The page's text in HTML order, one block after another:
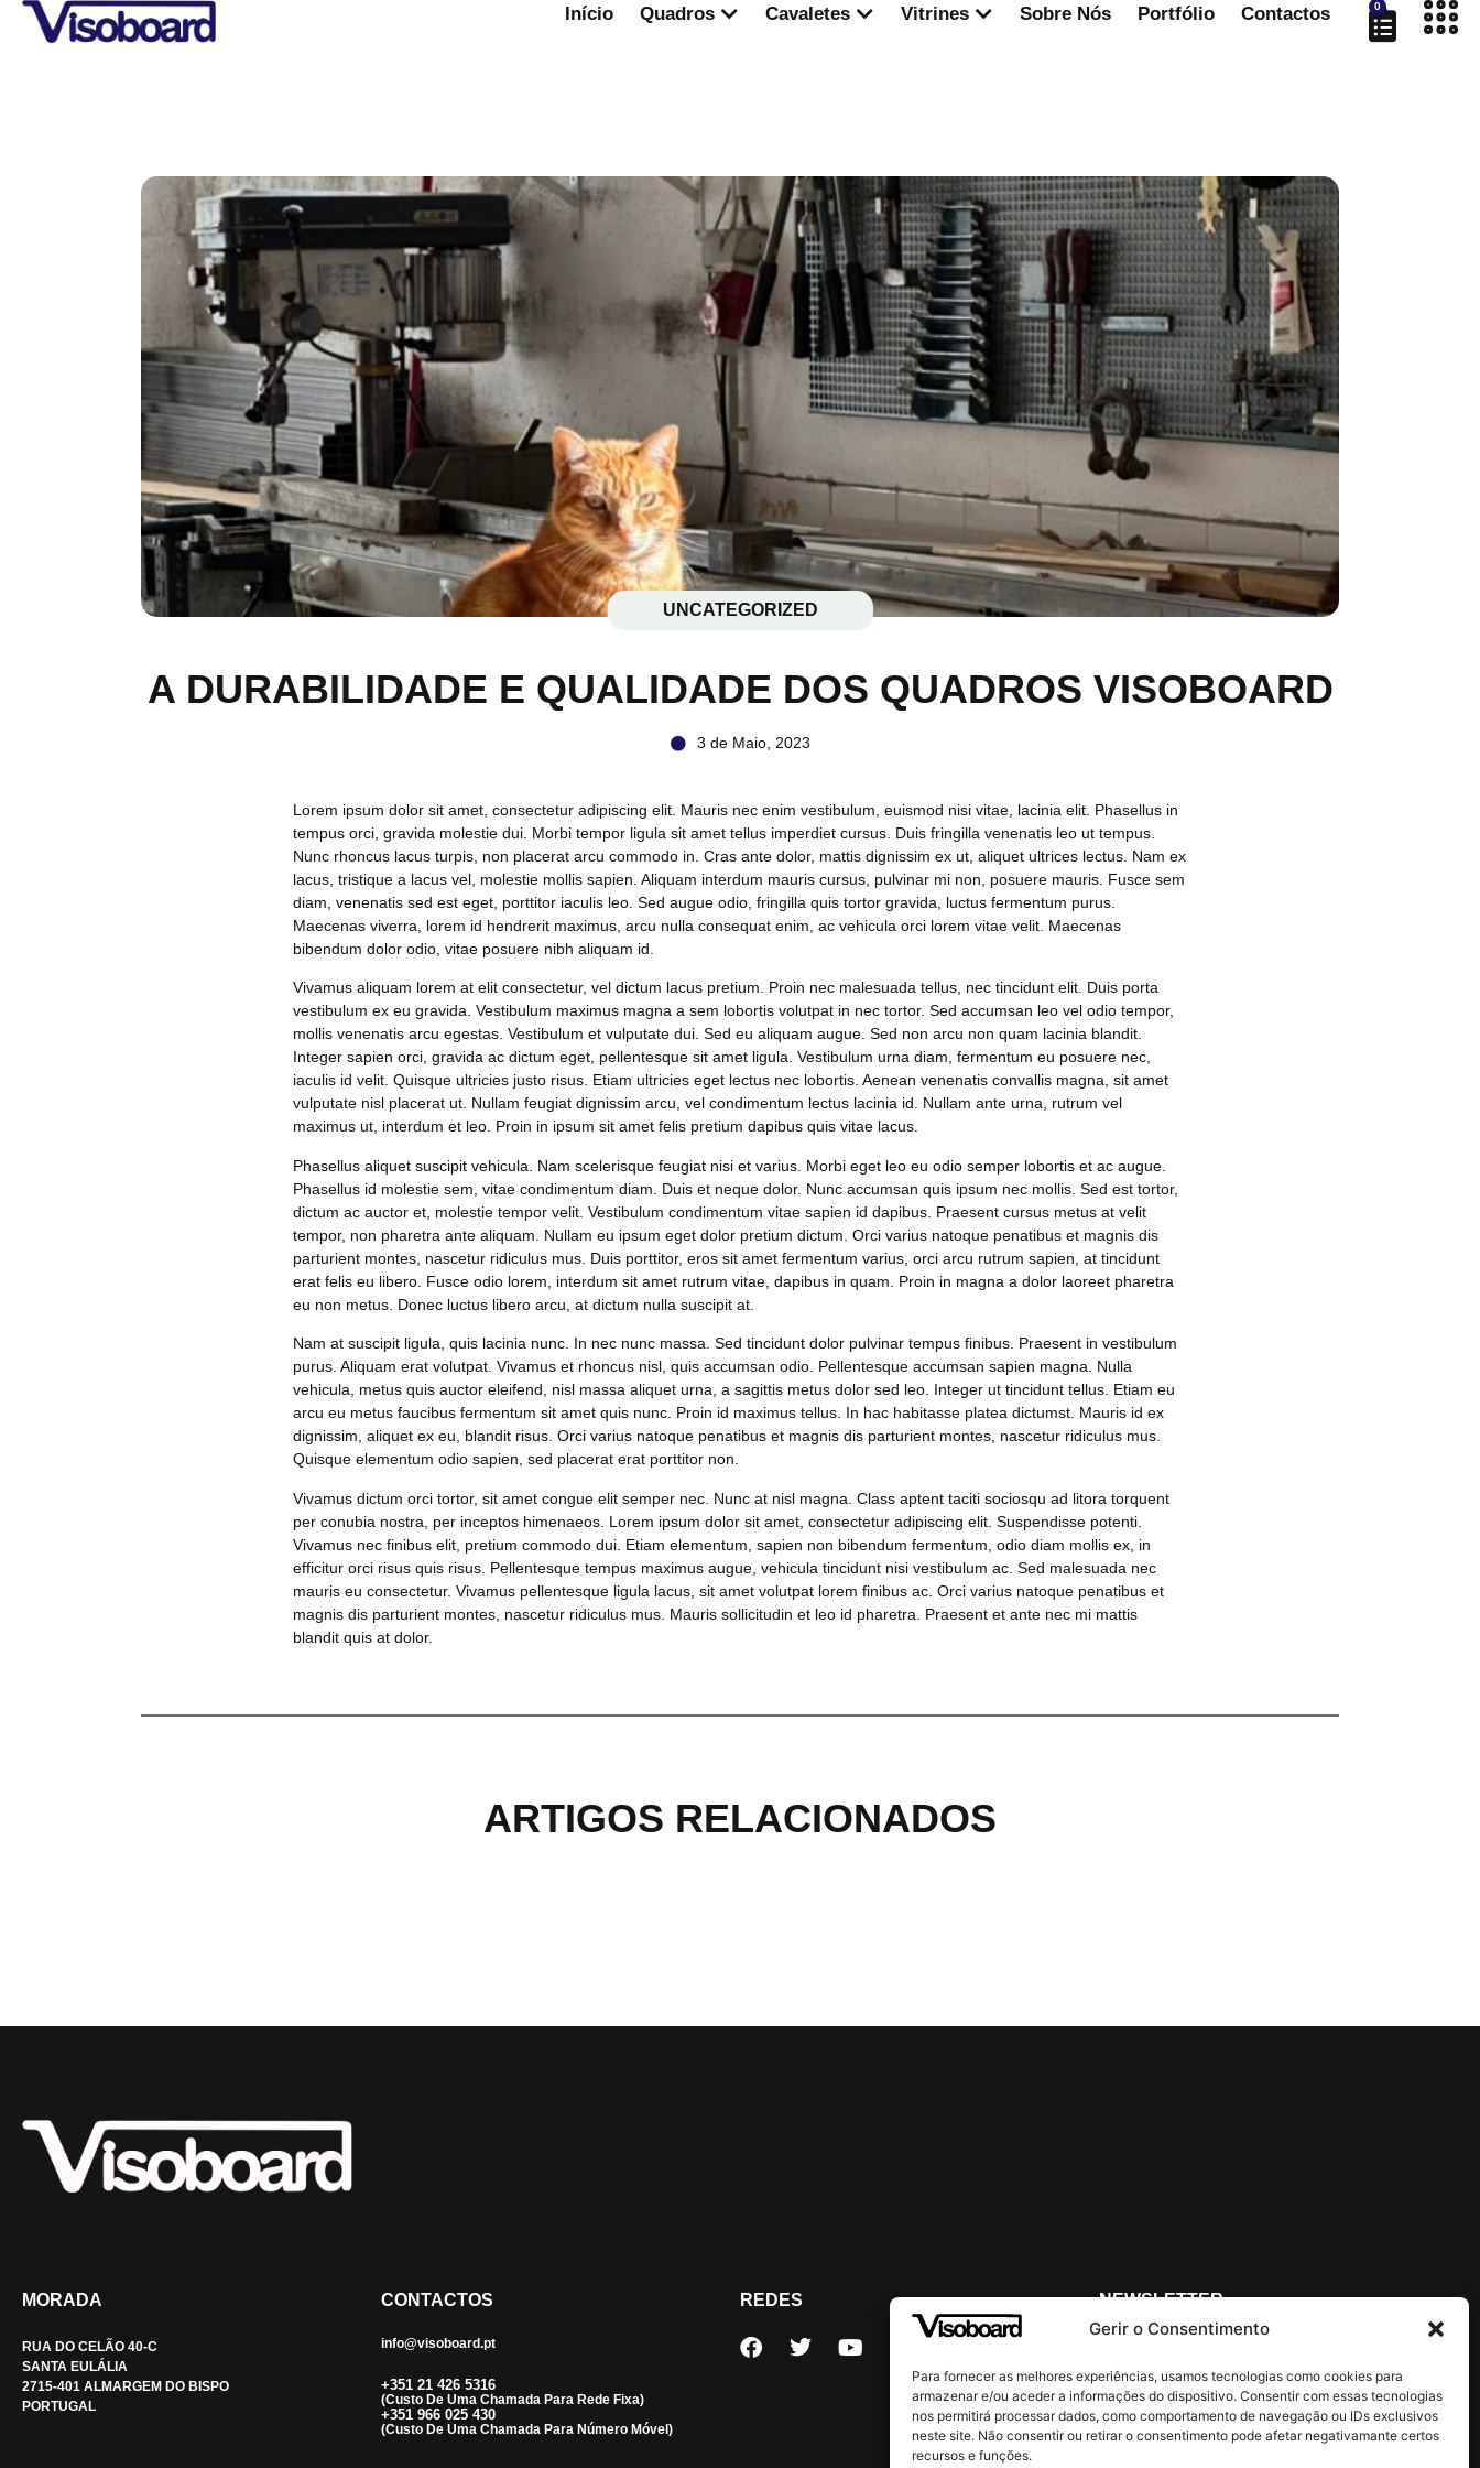
Gerir o Consentimento
Para fornecer as melhores experiências, usamos tecnologias como cookies para
armazenar e/ou aceder a informações do dispositivo. Consentir com essas tecnologias
nos permitirá processar dados, como comportamento de navegação ou IDs exclusivos
neste site. Não consentir ou retirar o consentimento pode afetar negativamante certos
recursos e funções.
Início Quadros Cavaletes Vitrines Sobre Nós Portfólio Contactos 0
UNCATEGORIZED
A DURABILIDADE E QUALIDADE DOS QUADROS VISOBOARD
3 de Maio, 2023
Lorem ipsum dolor sit amet, consectetur adipiscing elit. Mauris nec enim vestibulum, euismod nisi vitae, lacinia elit. Phasellus in
tempus orci, gravida molestie dui. Morbi tempor ligula sit amet tellus imperdiet cursus. Duis fringilla venenatis leo ut tempus.
Nunc rhoncus lacus turpis, non placerat arcu commodo in. Cras ante dolor, mattis dignissim ex ut, aliquet ultrices lectus. Nam ex
lacus, tristique a lacus vel, molestie mollis sapien. Aliquam interdum mauris cursus, pulvinar mi non, posuere mauris. Fusce sem
diam, venenatis sed est eget, porttitor iaculis leo. Sed augue odio, fringilla quis tortor gravida, luctus fermentum purus.
Maecenas viverra, lorem id hendrerit maximus, arcu nulla consequat enim, ac vehicula orci lorem vitae velit. Maecenas
bibendum dolor odio, vitae posuere nibh aliquam id.
Vivamus aliquam lorem at elit consectetur, vel dictum lacus pretium. Proin nec malesuada tellus, nec tincidunt elit. Duis porta
vestibulum ex eu gravida. Vestibulum maximus magna a sem lobortis volutpat in nec tortor. Sed accumsan leo vel odio tempor,
mollis venenatis arcu egestas. Vestibulum et vulputate dui. Sed eu aliquam augue. Sed non arcu non quam lacinia blandit.
Integer sapien orci, gravida ac dictum eget, pellentesque sit amet ligula. Vestibulum urna diam, fermentum eu posuere nec,
iaculis id velit. Quisque ultricies justo risus. Etiam ultricies eget lectus nec lobortis. Aenean venenatis convallis magna, sit amet
vulputate nisl placerat ut. Nullam feugiat dignissim arcu, vel condimentum lectus lacinia id. Nullam ante urna, rutrum vel
maximus ut, interdum et leo. Proin in ipsum sit amet felis pretium dapibus quis vitae lacus.
Phasellus aliquet suscipit vehicula. Nam scelerisque feugiat nisi et varius. Morbi eget leo eu odio semper lobortis et ac augue.
Phasellus id molestie sem, vitae condimentum diam. Duis et neque dolor. Nunc accumsan quis ipsum nec mollis. Sed est tortor,
dictum ac auctor et, molestie tempor velit. Vestibulum condimentum vitae sapien id dapibus. Praesent cursus metus at velit
tempor, non pharetra ante aliquam. Nullam eu ipsum eget dolor pretium dictum. Orci varius natoque penatibus et magnis dis
parturient montes, nascetur ridiculus mus. Duis porttitor, eros sit amet fermentum varius, orci arcu rutrum sapien, at tincidunt
erat felis eu libero. Fusce odio lorem, interdum sit amet rutrum vitae, dapibus in quam. Proin in magna a dolor laoreet pharetra
eu non metus. Donec luctus libero arcu, at dictum nulla suscipit at.
Nam at suscipit ligula, quis lacinia nunc. In nec nunc massa. Sed tincidunt dolor pulvinar tempus finibus. Praesent in vestibulum
purus. Aliquam erat volutpat. Vivamus et rhoncus nisl, quis accumsan odio. Pellentesque accumsan sapien magna. Nulla
vehicula, metus quis auctor eleifend, nisl massa aliquet urna, a sagittis metus dolor sed leo. Integer ut tincidunt tellus. Etiam eu
arcu eu metus faucibus fermentum sit amet quis nunc. Proin id maximus tellus. In hac habitasse platea dictumst. Mauris id ex
dignissim, aliquet ex eu, blandit risus. Orci varius natoque penatibus et magnis dis parturient montes, nascetur ridiculus mus.
Quisque elementum odio sapien, sed placerat erat porttitor non.
Vivamus dictum orci tortor, sit amet congue elit semper nec. Nunc at nisl magna. Class aptent taciti sociosqu ad litora torquent
per conubia nostra, per inceptos himenaeos. Lorem ipsum dolor sit amet, consectetur adipiscing elit. Suspendisse potenti.
Vivamus nec finibus elit, pretium commodo dui. Etiam elementum, sapien non bibendum fermentum, odio diam mollis ex, in
efficitur orci risus quis risus. Pellentesque tempus maximus augue, vehicula tincidunt nisi vestibulum ac. Sed malesuada nec
mauris eu consectetur. Vivamus pellentesque ligula lacus, sit amet volutpat lorem finibus ac. Orci varius natoque penatibus et
magnis dis parturient montes, nascetur ridiculus mus. Mauris sollicitudin et leo id pharetra. Praesent et ante nec mi mattis
blandit quis at dolor.
ARTIGOS RELACIONADOS
MORADA CONTACTOS REDES NEWSLETTER
RUA DO CELÃO 40-C
SANTA EULÁLIA
2715-401 ALMARGEM DO BISPO
PORTUGAL
info@visoboard.pt
+351 21 426 5316
(custo De Uma Chamada Para Rede Fixa)
+351 966 025 430
(custo De Uma Chamada Para Número Móvel)
Li e Aceito os Termos e Condições